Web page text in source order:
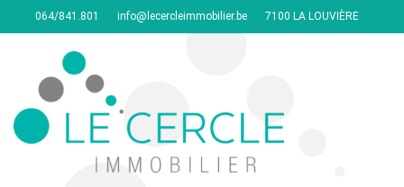
064/841.801 info@lecercleimmobilier.be 7100 LA LOUVIÈRE